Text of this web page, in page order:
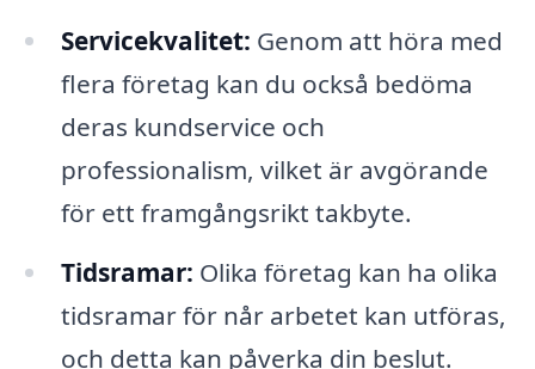
Servicekvalitet: Genom att höra med
flera företag kan du också bedöma
deras kundservice och
professionalism, vilket är avgörande
för ett framgångsrikt takbyte.
Tidsramar: Olika företag kan ha olika
tidsramar för når arbetet kan utföras,
och detta kan påverka din beslut.